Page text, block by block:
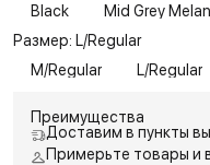
Black
Mid Grey
Размер: L/Regular
M/Regular
L/Regular
Преимущества
Доставим в пункты
Примерьте товары и